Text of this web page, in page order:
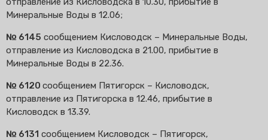
Минеральные Воды в 12.06;
№ 6145 сообщением Кисловодск – Минеральные Воды,
отправление из Кисловодска в 21.00, прибытие в
Минеральные Воды в 22.36.
№ 6120 сообщением Пятигорск – Кисловодск,
отправление из Пятигорска в 12.46, прибытие в
Кисловодск в 13.39.
№ 6131 сообщением Кисловодск – Пятигорск,